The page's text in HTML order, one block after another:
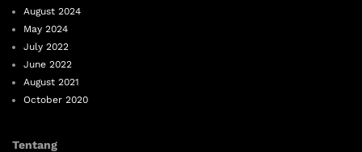
August 2024
May 2024
July 2022
June 2022
August 2021
October 2020
Tentang